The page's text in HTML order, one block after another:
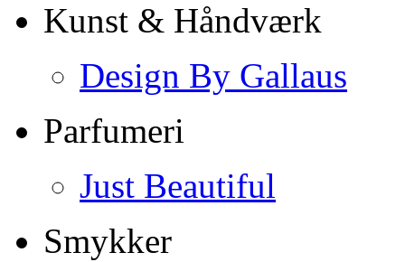
Kunst & Håndværk
Design By Gallaus
Parfumeri
Just Beautiful
Smykker